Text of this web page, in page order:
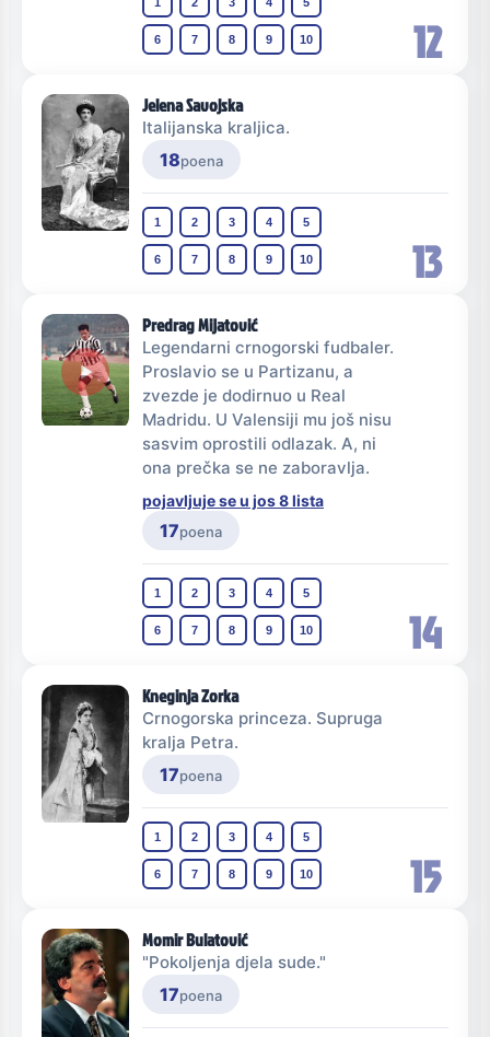
12
6 7 8 9 10
13
Jelena Savojska
Italijanska kraljica.
18poena
1 2 3 4 5
6 7 8 9 10
14
Predrag Mijatović
Legendarni crnogorski fudbaler.
Proslavio se u Partizanu, a
zvezde je dodirnuo u Real
Madridu. U Valensiji mu još nisu
sasvim oprostili odlazak. A, ni
ona prečka se ne zaboravlja.
pojavljuje se u jos 8 lista
17poena
1 2 3 4 5
6 7 8 9 10
15
Kneginja Zorka
Crnogorska princeza. Supruga
kralja Petra.
17poena
1 2 3 4 5
6 7 8 9 10
Momir Bulatović
"Pokoljenja djela sude."
17poena